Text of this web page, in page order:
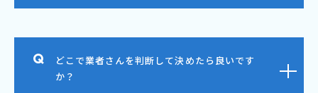
どこで業者さんを判断して決めたら良いです
か？